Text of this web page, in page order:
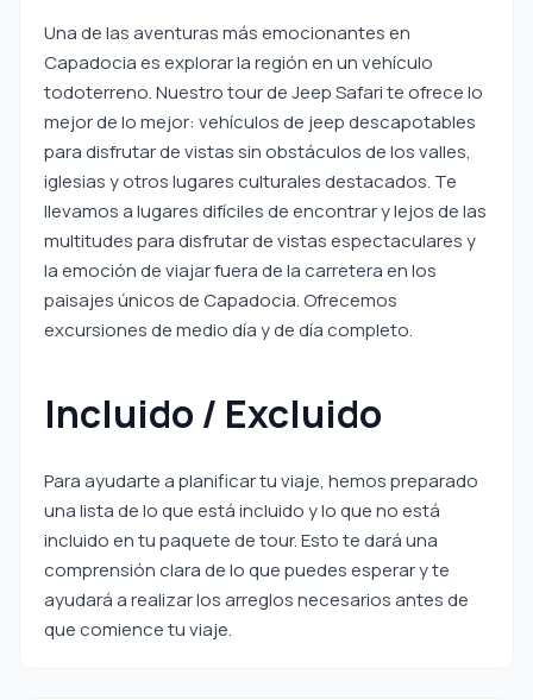
Una de las aventuras más emocionantes en
Capadocia es explorar la región en un vehículo
todoterreno. Nuestro tour de Jeep Safari te ofrece lo
mejor de lo mejor: vehículos de jeep descapotables
para disfrutar de vistas sin obstáculos de los valles,
iglesias y otros lugares culturales destacados. Te
llevamos a lugares difíciles de encontrar y lejos de las
multitudes para disfrutar de vistas espectaculares y
la emoción de viajar fuera de la carretera en los
paisajes únicos de Capadocia. Ofrecemos
excursiones de medio día y de día completo.
Incluido / Excluido
Para ayudarte a planificar tu viaje, hemos preparado
una lista de lo que está incluido y lo que no está
incluido en tu paquete de tour. Esto te dará una
comprensión clara de lo que puedes esperar y te
ayudará a realizar los arreglos necesarios antes de
que comience tu viaje.